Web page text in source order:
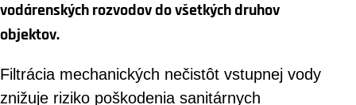
vodárenských rozvodov do všetkých druhov
objektov.
Filtrácia mechanických nečistôt vstupnej vody
znižuje riziko poškodenia sanitárnych